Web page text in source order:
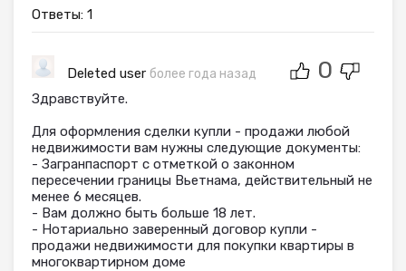
Ответы: 1
Deleted user более года назад 0
Здравствуйте.
Для оформления сделки купли - продажи любой
недвижимости вам нужны следующие документы:
- Загранпаспорт с отметкой о законном
пересечении границы Вьетнама, действительный не
менее 6 месяцев.
- Вам должно быть больше 18 лет.
- Нотариально заверенный договор купли -
продажи недвижимости для покупки квартиры в
многоквартирном доме